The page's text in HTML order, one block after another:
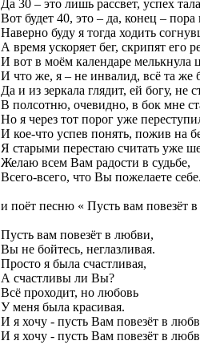
Да 30 – это лишь рассвет, успех
Вот будет 40, это – да, конец – пора
Наверно буду я тогда ходить
А время ускоряет бег, скрипят его
И вот в моём календаре мелькнула
И что же, я – не инвалид, всё та же
Да и из зеркала глядит, ей богу, не
В полсотню, очевидно, в бок мне
Но я через тот порог уже
И кое-что успев понять, пожив на
Я старыми перестаю считать уже
Желаю всем Вам радости в судьбе,
Всего-всего, что Вы пожелаете
и поёт песню « Пусть вам повезёт
Пусть вам повезёт в любви,
Вы не бойтесь, неглазливая.
Просто я была счастливая,
А счастливы ли Вы?
Всё проходит, но любовь
У меня была красивая.
И я хочу - пусть Вам повезёт в
И я хочу - пусть Вам повезёт в